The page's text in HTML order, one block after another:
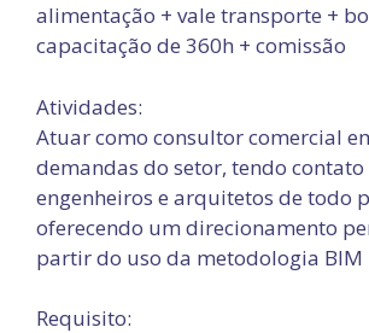
alimentação + vale transporte +
capacitação de 360h + comissão
Atividades:
Atuar como consultor comercial
demandas do setor, tendo contato
engenheiros e arquitetos de todo
oferecendo um direcionamento
partir do uso da metodologia BIM
Requisito: